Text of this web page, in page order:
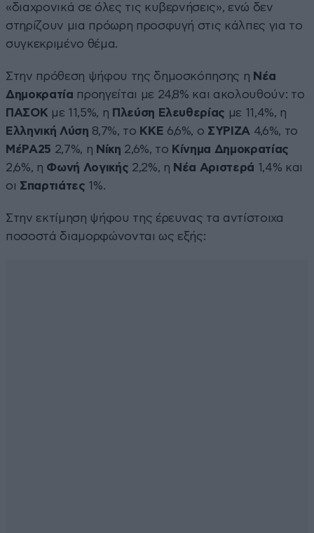
«διαχρονικά σε όλες τις κυβερνήσεις», ενώ δεν
στηρίζουν μια πρόωρη προσφυγή στις κάλπες για το
συγκεκριμένο θέμα.
Στην πρόθεση ψήφου της δημοσκόπησης η Νέα
Δημοκρατία προηγείται με 24,8% και ακολουθούν: το
ΠΑΣΟΚ με 11,5%, η Πλεύση Ελευθερίας με 11,4%, η
Ελληνική Λύση 8,7%, το ΚΚΕ 6,6%, ο ΣΥΡΙΖΑ 4,6%, το
ΜέΡΑ25 2,7%, η Νίκη 2,6%, το Κίνημα Δημοκρατίας
2,6%, η Φωνή Λογικής 2,2%, η Νέα Αριστερά 1,4% και
οι Σπαρτιάτες 1%.
Στην εκτίμηση ψήφου της έρευνας τα αντίστοιχα
ποσοστά διαμορφώνονται ως εξής: